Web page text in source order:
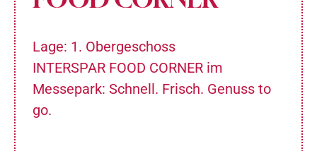
Lage: 1. Obergeschoss
INTERSPAR FOOD CORNER im
Messepark: Schnell. Frisch. Genuss to
go.